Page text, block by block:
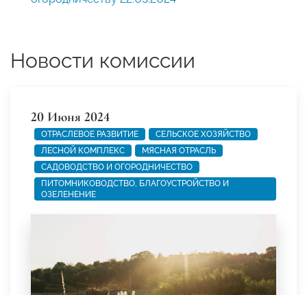
Новости комиссии
20 Июня 2024
ОТРАСЛЕВОЕ РАЗВИТИЕ
СЕЛЬСКОЕ ХОЗЯЙСТВО
ЛЕСНОЙ КОМПЛЕКС
МЯСНАЯ ОТРАСЛЬ
САДОВОДСТВО И ОГОРОДНИЧЕСТВО
ПИТОМНИКОВОДСТВО, БЛАГОУСТРОЙСТВО И
ОЗЕЛЕНЕНИЕ